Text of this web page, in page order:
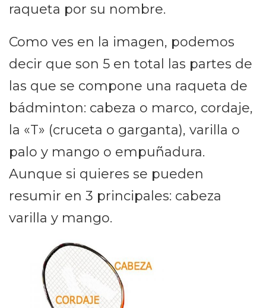
raqueta por su nombre.
Como ves en la imagen, podemos
decir que son 5 en total las partes de
las que se compone una raqueta de
bádminton: cabeza o marco, cordaje,
la «T» (cruceta o garganta), varilla o
palo y mango o empuñadura.
Aunque si quieres se pueden
resumir en 3 principales: cabeza
varilla y mango.